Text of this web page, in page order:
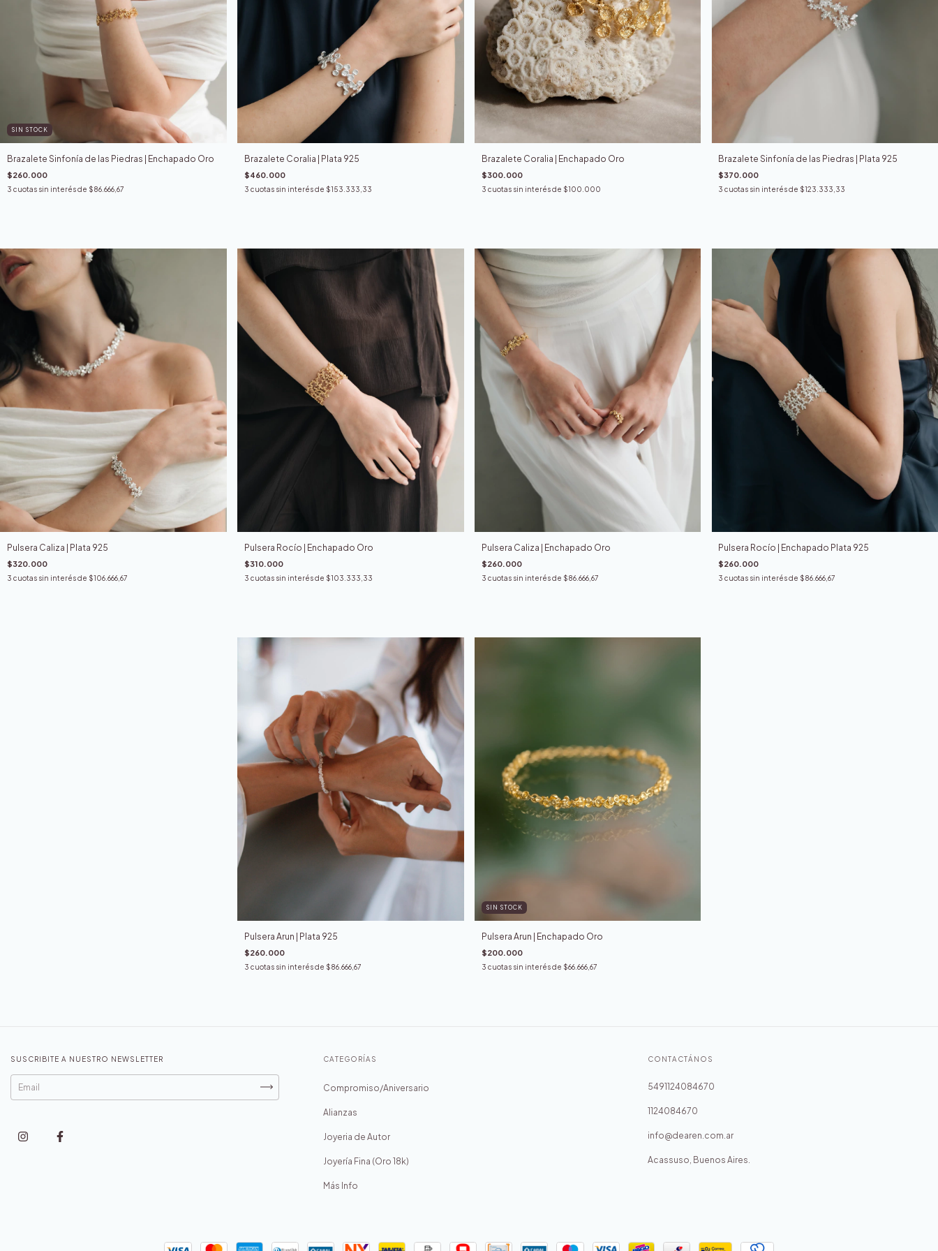
SIN STOCK
Brazalete Sinfonía de las Piedras | Enchapado Oro
$260.000
3 cuotas sin interés de $86.666,67
Brazalete Coralia | Plata 925
$460.000
3 cuotas sin interés de $153.333,33
Brazalete Coralia | Enchapado Oro
$300.000
3 cuotas sin interés de $100.000
Brazalete Sinfonía de las Piedras | Plata 925
$370.000
3 cuotas sin interés de $123.333,33
Pulsera Caliza | Plata 925
$320.000
3 cuotas sin interés de $106.666,67
Pulsera Rocío | Enchapado Oro
$310.000
3 cuotas sin interés de $103.333,33
Pulsera Caliza | Enchapado Oro
$260.000
3 cuotas sin interés de $86.666,67
Pulsera Rocío | Enchapado Plata 925
$260.000
3 cuotas sin interés de $86.666,67
Pulsera Arun | Plata 925
$260.000
3 cuotas sin interés de $86.666,67
SIN STOCK
Pulsera Arun | Enchapado Oro
$200.000
3 cuotas sin interés de $66.666,67
SUSCRIBITE A NUESTRO NEWSLETTER CATEGORÍAS
Compromiso/Aniversario
Alianzas
Joyeria de Autor
Joyería Fina (Oro 18k)
Más Info
CONTACTÁNOS
5491124084670
1124084670
info@dearen.com.ar
Acassuso, Buenos Aires.